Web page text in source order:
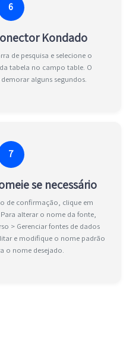
6
Kondado
de pesquisa e selecione o
tabela no campo table. O
alguns segundos.
7
se necessário
de confirmação, clique em
alterar o nome da fonte,
> Gerenciar fontes de dados
e modifique o nome padrão
o nome desejado.